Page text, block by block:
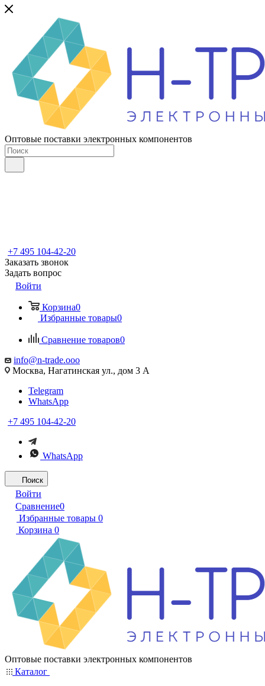
Оптовые поставки электронных компонентов
+7 495 104-42-20
Заказать звонок
Задать вопрос
Войти
Корзина0
Избранные товары0
Сравнение товаров0
info@n-trade.ooo
Москва, Нагатинская ул., дом 3 А
Telegram
WhatsApp
+7 495 104-42-20
WhatsApp
Поиск
Войти
Сравнение0
Избранные товары 0
Корзина 0
Оптовые поставки электронных компонентов
Каталог